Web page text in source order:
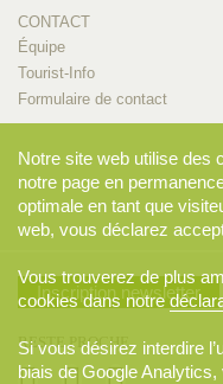
CONTACT
Équipe
Tourist-Info
Formulaire de contact
Inscription newsletter
RESTE PROCHE
Notre site web utilise des
notre page en
optimale en tant que
web, vous déclarez
Vous trouverez de plus
cookies dans notre
Si vous désirez interdire
biais de Google